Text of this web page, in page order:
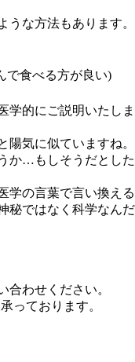
うな方法もあります。
で食べる方が良い)
学的にご説明いたしま
陽気に似ていますね。
か…もしそうだとした
学の言葉で言い換える
秘ではなく科学なんだ
合わせください。
っております。